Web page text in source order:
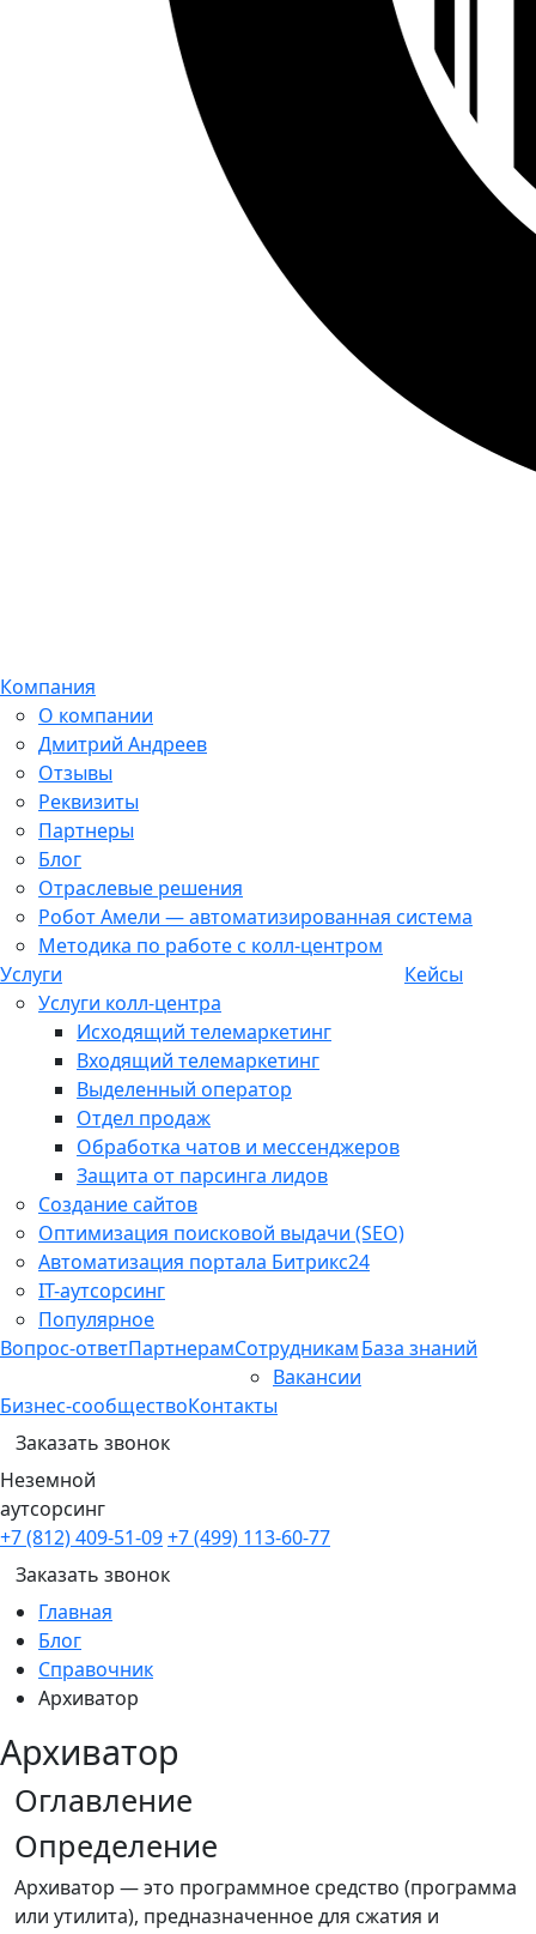
Компания
О компании
Дмитрий Андреев
Отзывы
Реквизиты
Партнеры
Блог
Отраслевые решения
Робот Амели — автоматизированная система
Методика по работе с колл-центром
Услуги
Услуги колл-центра
Исходящий телемаркетинг
Входящий телемаркетинг
Выделенный оператор
Отдел продаж
Обработка чатов и мессенджеров
Защита от парсинга лидов
Создание сайтов
Оптимизация поисковой выдачи (SEO)
Автоматизация портала Битрикс24
IT-аутсорсинг
Популярное
Кейсы
Вопрос-ответПартнерамСотрудникам
Вакансии
База знаний
Бизнес-сообществоКонтакты
Заказать звонок
Неземной
аутсорсинг
+7 (812) 409-51-09+7 (499) 113-60-77
Заказать звонок
Главная
Блог
Справочник
Архиватор
Архиватор
Оглавление
Определение
Архиватор — это программное средство (программа
или утилита), предназначенное для сжатия и